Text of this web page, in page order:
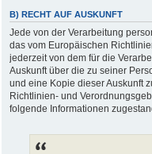
B) RECHT AUF AUSKUNFT
Jede von der Verarbeitung
das vom Europäischen
jederzeit von dem für die
Auskunft über die zu seiner
und eine Kopie dieser Auskunft
Richtlinien- und
folgende Informationen